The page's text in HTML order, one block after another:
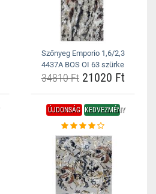
Szőnyeg Emporio 1,6/2,3
4437A BOS OI 63 szürke
34810 Ft21020 Ft
ÚJDONSÁG KEDVEZMÉNY